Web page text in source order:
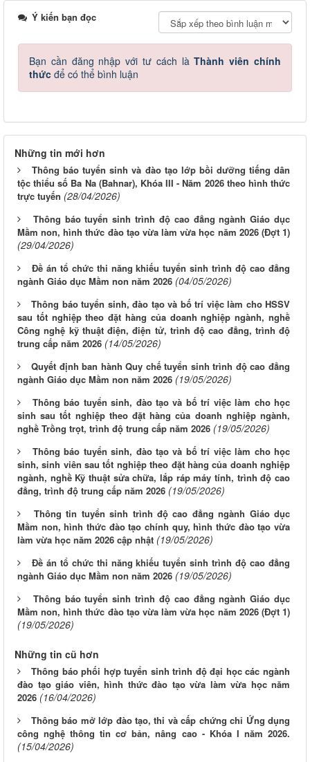
Ý kiến bạn đọc
Bạn cần đăng nhập với tư cách làThành viên chính
thức để có thể bình luận
Những tin mới hơn
Thông báo tuyển sinh và đào tạo lớp bồi dưỡng tiếng dân
tộc thiểu số Ba Na (Bahnar), Khóa III - Năm 2026 theo hình thức
trực tuyến (28/04/2026)
Thông báo tuyển sinh trình độ cao đẳng ngành Giáo dục
Mầm non, hình thức đào tạo vừa làm vừa học năm 2026 (Đợt 1)
(29/04/2026)
Đề án tổ chức thi năng khiếu tuyển sinh trình độ cao đẳng
ngành Giáo dục Mầm non năm 2026 (04/05/2026)
Thông báo tuyển sinh, đào tạo và bố trí việc làm cho HSSV
sau tốt nghiệp theo đặt hàng của doanh nghiệp ngành, nghề
Công nghệ kỹ thuật điện, điện tử, trình độ cao đẳng, trình độ
trung cấp năm 2026 (14/05/2026)
Quyết định ban hành Quy chế tuyển sinh trình độ cao đẳng
ngành Giáo dục Mầm non năm 2026 (19/05/2026)
Thông báo tuyển sinh, đào tạo và bố trí việc làm cho học
sinh sau tốt nghiệp theo đặt hàng của doanh nghiệp ngành,
nghề Trồng trọt, trình độ trung cấp năm 2026 (19/05/2026)
Thông báo tuyển sinh, đào tạo và bố trí việc làm cho học
sinh, sinh viên sau tốt nghiệp theo đặt hàng của doanh nghiệp
ngành, nghề Kỹ thuật sửa chữa, lắp ráp máy tính, trình độ cao
đẳng, trình độ trung cấp năm 2026 (19/05/2026)
Thông tin tuyển sinh trình độ cao đẳng ngành Giáo dục
Mầm non, hình thức đào tạo chính quy, hình thức đào tạo vừa
làm vừa học năm 2026 cập nhật (19/05/2026)
Đề án tổ chức thi năng khiếu tuyển sinh trình độ cao đẳng
ngành Giáo dục Mầm non năm 2026 (19/05/2026)
Thông báo tuyển sinh trình độ cao đẳng ngành Giáo dục
Mầm non, hình thức đào tạo vừa làm vừa học năm 2026 (Đợt 1)
(19/05/2026)
Những tin cũ hơn
Thông báo phối hợp tuyển sinh trình độ đại học các ngành
đào tạo giáo viên, hình thức đào tạo vừa làm vừa học năm
2026 (16/04/2026)
Thông báo mở lớp đào tạo, thi và cấp chứng chỉ Ứng dụng
công nghệ thông tin cơ bản, nâng cao - Khóa I năm 2026.
(15/04/2026)